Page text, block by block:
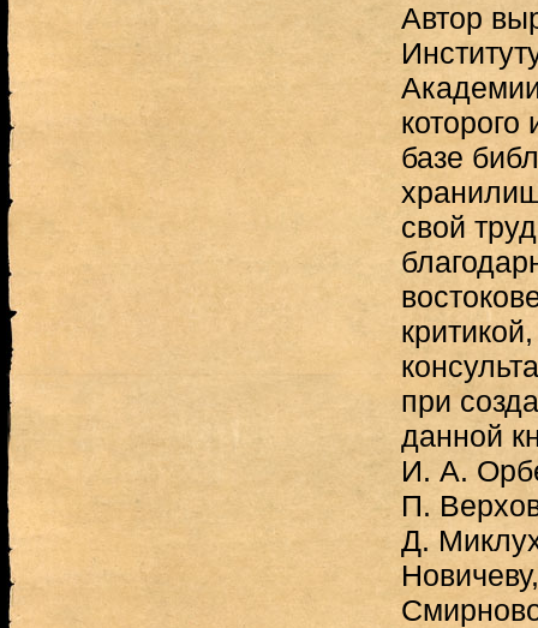
Автор
базе
свой
при
данной
И. А.
П.
Д.